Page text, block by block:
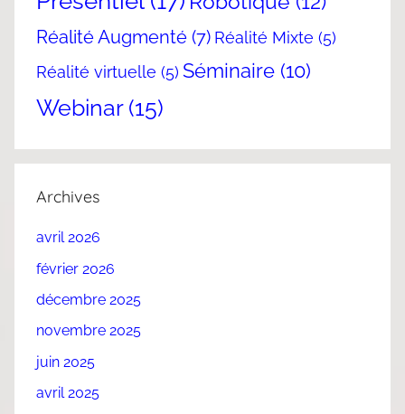
Réalité Augmenté (7) Réalité Mixte (5)
Réalité virtuelle (5) Séminaire (10)
Webinar(15)
Archives
avril 2026
février 2026
décembre 2025
novembre 2025
juin 2025
avril 2025